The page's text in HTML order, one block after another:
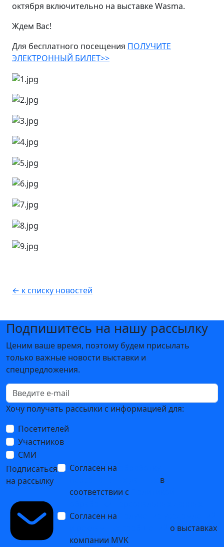
октября включительно на выставке Wasma.
Ждем Вас!
Для бесплатного посещения ПОЛУЧИТЕ
ЭЛЕКТРОННЫЙ БИЛЕТ>>
← к списку новостей
Подпишитесь на нашу рассылку
Ценим ваше время, поэтому будем присылать
только важные новости выставки и
спецпредложения.
Хочу получать рассылки с информацией для:
Посетителей
Участников
СМИ
Подписаться
на рассылку
Согласен на
в
соответствии с
Согласен на
о выставках
компании MVK